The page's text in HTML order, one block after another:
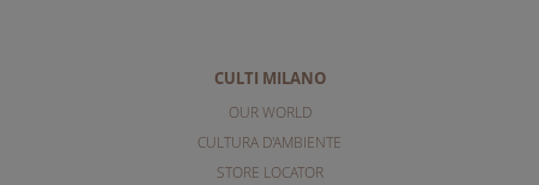
CULTI MILANO
OUR WORLD
CULTURA D'AMBIENTE
STORE LOCATOR